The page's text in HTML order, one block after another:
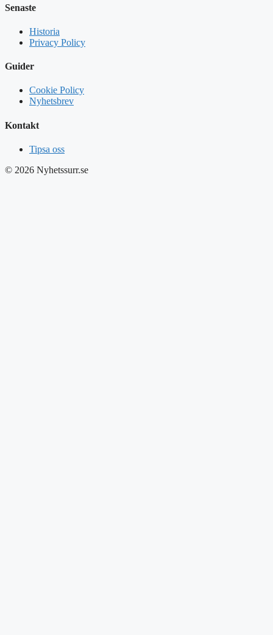
Senaste
Historia
Privacy Policy
Guider
Cookie Policy
Nyhetsbrev
Kontakt
Tipsa oss
© 2026 Nyhetssurr.se